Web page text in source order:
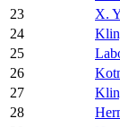
23
X.
24
25
26
27
28